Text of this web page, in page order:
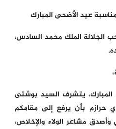
عيد الأضحى المبارك
الجلالة الملك محمد السادس،
يتشرف السيد بوشتى
حرازم بأن يرفع إلى مقامكم
مشاعر الولاء والإخلاص،